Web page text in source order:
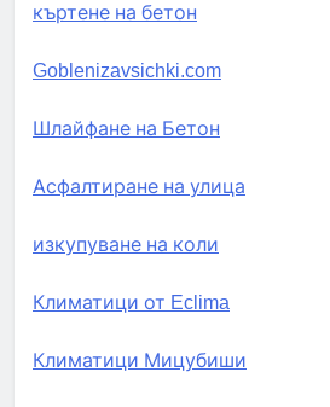
къртене на бетон
Goblenizavsichki.com
Шлайфане на Бетон
Асфалтиране на улица
изкупуване на коли
Климатици от Eclima
Климатици Мицубиши